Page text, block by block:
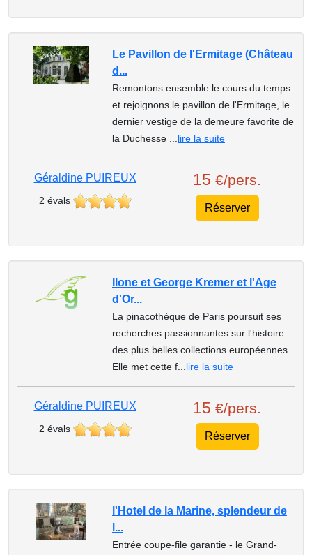
Le Pavillon de l'Ermitage (Château
d...
Remontons ensemble le cours du temps
et rejoignons le pavillon de l'Ermitage, le
dernier vestige de la demeure favorite de
la Duchesse ... lire la suite
Géraldine PUIREUX
2 évals
15 €/pers.
Réserver
Ilone et George Kremer et l'Age
d'Or...
La pinacothèque de Paris poursuit ses
recherches passionnantes sur l'histoire
des plus belles collections européennes.
Elle met cette f... lire la suite
Géraldine PUIREUX
2 évals
15 €/pers.
Réserver
l'Hotel de la Marine, splendeur de
l...
Entrée coupe-file garantie - le Grand-